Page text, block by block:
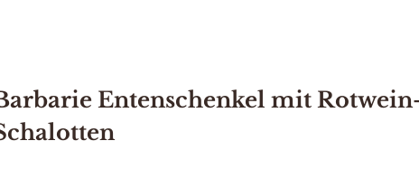
Entenschenkel mit